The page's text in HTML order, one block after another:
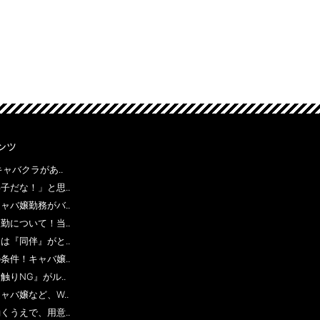
ツ
バクラがあ..
だな！」と思..
バ嬢勤務がバ..
について！当..
『同伴』がと..
件！キャバ嬢..
りNG』がル..
バ嬢など、W..
うえで、用意..